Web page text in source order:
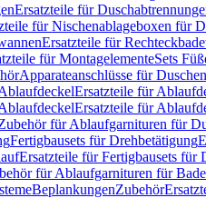
Ersatzteile für
für Nischenablageboxen für
Ersatzteile für
für MontagelementeSets
Apparateanschlüsse für
Ersatzteile für
Ersatzteile für
für Ablaufgarnituren für
Fertigbausets für Drehbetätigung
Ersatzteile für Fertigbausets für
für Ablaufgarnituren für
BeplankungenZubehör